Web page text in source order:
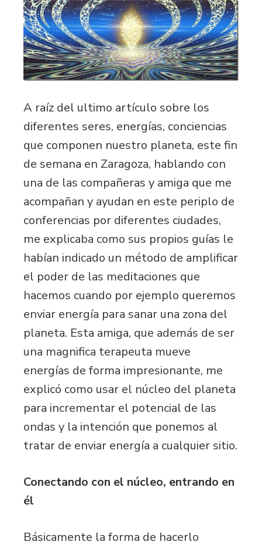
A raíz del ultimo artículo sobre los
diferentes seres, energías, conciencias
que componen nuestro planeta, este fin
de semana en Zaragoza, hablando con
una de las compañeras y amiga que me
acompañan y ayudan en este periplo de
conferencias por diferentes ciudades,
me explicaba como sus propios guías le
habían indicado un método de amplificar
el poder de las meditaciones que
hacemos cuando por ejemplo queremos
enviar energía para sanar una zona del
planeta. Esta amiga, que además de ser
una magnifica terapeuta mueve
energías de forma impresionante, me
explicó como usar el núcleo del planeta
para incrementar el potencial de las
ondas y la intención que ponemos al
tratar de enviar energía a cualquier sitio.
Conectando con el núcleo, entrando en
él
Básicamente la forma de hacerlo